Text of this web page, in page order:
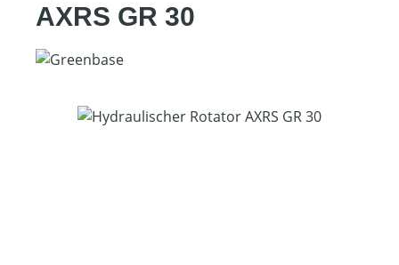
AXRS GR 30
Bildergalerie überspringen